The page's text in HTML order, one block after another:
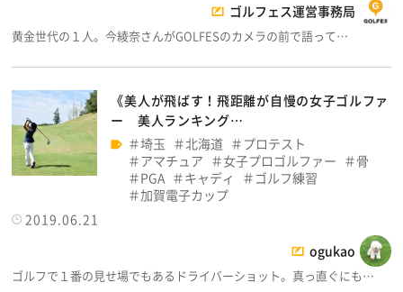
ゴルフェス運営事務局
黄金世代の１人。今綾奈さんがGOLFESのカメラの前で語って…
《美人が飛ばす！飛距離が自慢の女子ゴルファ
ー 美人ランキング…
埼玉
北海道
プロテスト
アマチュア
女子プロゴルファー
骨
PGA
キャディ
ゴルフ練習
加賀電子カップ
2019.06.21
ogukao
ゴルフで１番の見せ場でもあるドライバーショット。真っ直ぐにも…